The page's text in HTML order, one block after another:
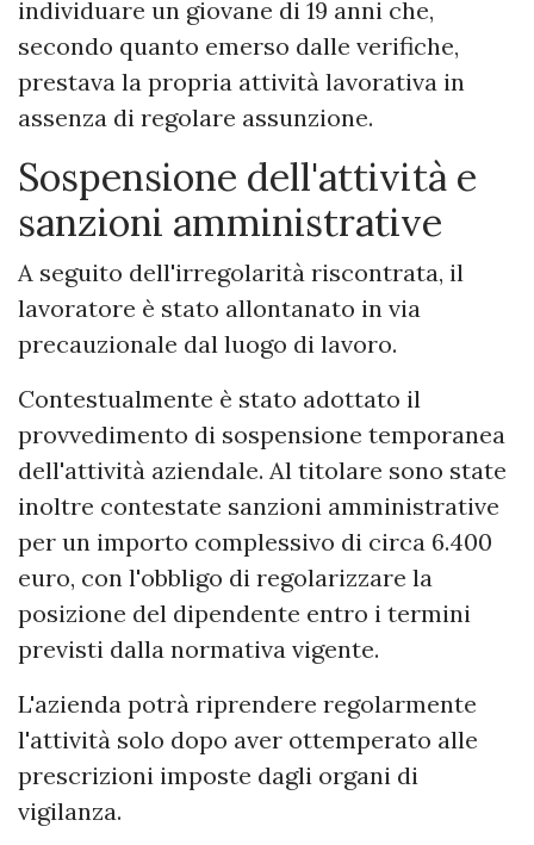
individuare un giovane di 19 anni che,
secondo quanto emerso dalle verifiche,
prestava la propria attività lavorativa in
assenza di regolare assunzione.
Sospensione dell'attività e
sanzioni amministrative
A seguito dell'irregolarità riscontrata, il
lavoratore è stato allontanato in via
precauzionale dal luogo di lavoro.
Contestualmente è stato adottato il
provvedimento di sospensione temporanea
dell'attività aziendale. Al titolare sono state
inoltre contestate sanzioni amministrative
per un importo complessivo di circa 6.400
euro, con l'obbligo di regolarizzare la
posizione del dipendente entro i termini
previsti dalla normativa vigente.
L'azienda potrà riprendere regolarmente
l'attività solo dopo aver ottemperato alle
prescrizioni imposte dagli organi di
vigilanza.